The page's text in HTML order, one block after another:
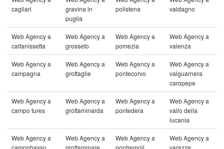
cagliari
gravina in
puglia
polistena
valdagno
Web Agency a
caltanissetta
Web Agency a
grosseto
Web Agency a
pomezia
Web Agency a
valenza
Web Agency a
campagna
Web Agency a
grottaglie
Web Agency a
pontecorvo
Web Agency a
valguarnera
caropepe
Web Agency a
campo tures
Web Agency a
grottaminarda
Web Agency a
pontedera
Web Agency a
vallo della
lucania
Web Agency a
campobasso
Web Agency a
grottammare
Web Agency a
pontremoli
Web Agency a
varazze